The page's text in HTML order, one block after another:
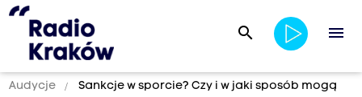
search menu
Audycje
Sankcje w sporcie? Czy i w jaki sposób mogą